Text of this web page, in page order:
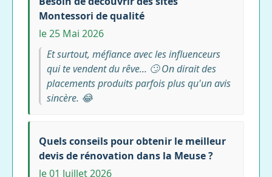
Montessori de qualité
le 25 Mai 2026
Et surtout, méfiance avec les influenceurs
qui te vendent du rêve... 🙄 On dirait des
placements produits parfois plus qu'un avis
sincère. 😂
Quels conseils pour obtenir le meilleur
devis de rénovation dans la Meuse ?
le 01 Juillet 2026